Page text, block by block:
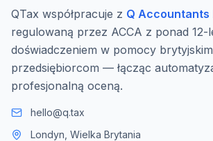
QTax współpracuje z Q Accountants
regulowaną przez ACCA z ponad 12-
doświadczeniem w pomocy brytyjskim
przedsiębiorcom — łącząc
profesjonalną oceną.
hello@q.tax
Londyn, Wielka Brytania